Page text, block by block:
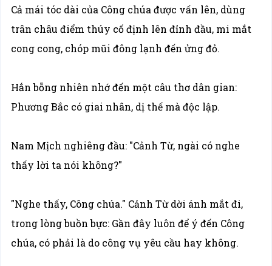
Cả mái tóc dài của Công chúa được vấn lên, dùng
trân châu điểm thúy cố định lên đỉnh đầu, mi mắt
cong cong, chóp mũi đông lạnh đến ửng đỏ.
Hắn bỗng nhiên nhớ đến một câu thơ dân gian:
Phương Bắc có giai nhân, dị thế mà độc lập.
Nam Mịch nghiêng đầu: "Cảnh Từ, ngài có nghe
thấy lời ta nói không?"
"Nghe thấy, Công chúa." Cảnh Từ dời ánh mắt đi,
trong lòng buồn bực: Gần đây luôn để ý đến Công
chúa, có phải là do công vụ yêu cầu hay không.